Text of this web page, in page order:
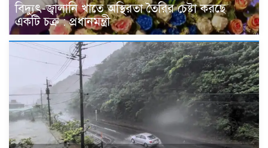
বিদ্যুৎ-জ্বালানি খাতে অস্থিরতা তৈরির চেষ্টা করছে
একটি চক্র : প্রধানমন্ত্রী